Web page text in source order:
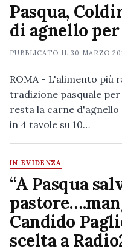
Pasqua,
di agnello
PUBBLICATO IL30 MARZO
ROMA - L'alimento più
tradizione pasquale
resta la carne
in 4 tavole su 10…
IN EVIDENZA
“A Pasqua
Candido
scelta a